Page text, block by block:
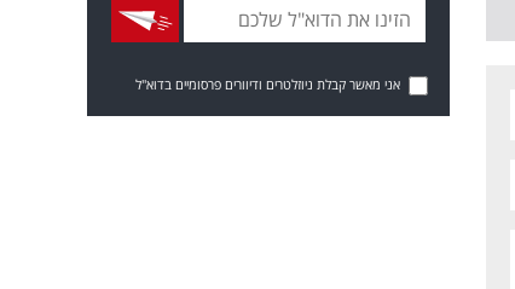
אני מאשר קבלת ניוזלטרים ודיוורים פרסומיים בדוא"ל